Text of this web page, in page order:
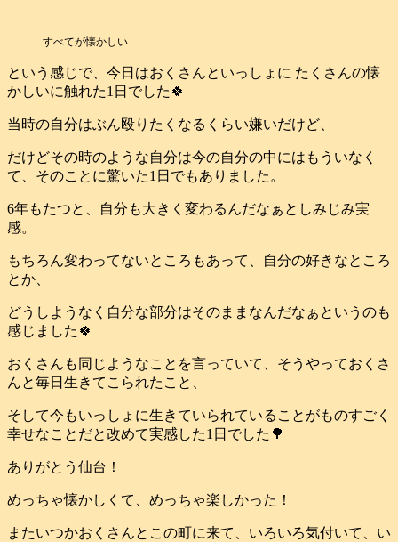
すべてが懐かしい
という感じで、今日はおくさんといっしょに たくさんの懐
かしいに触れた1日でした🍀
当時の自分はぶん殴りたくなるくらい嫌いだけど、
だけどその時のような自分は今の自分の中にはもういなく
て、そのことに驚いた1日でもありました。
6年もたつと、自分も大きく変わるんだなぁとしみじみ実
感。
もちろん変わってないところもあって、自分の好きなところ
とか、
どうしようなく自分な部分はそのままなんだなぁというのも
感じました🍀
おくさんも同じようなことを言っていて、そうやっておくさ
んと毎日生きてこられたこと、
そして今もいっしょに生きていられていることがものすごく
幸せなことだと改めて実感した1日でした🌳
ありがとう仙台！
めっちゃ懐かしくて、めっちゃ楽しかった！
またいつかおくさんとこの町に来て、いろいろ気付いて、い